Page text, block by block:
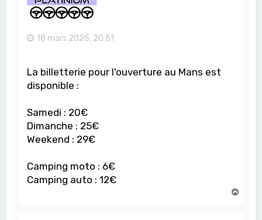
18 mars 2025, 20:51
La billetterie pour l'ouverture au Mans est
disponible :
Samedi : 20€
Dimanche : 25€
Weekend : 29€
Camping moto : 6€
Camping auto : 12€